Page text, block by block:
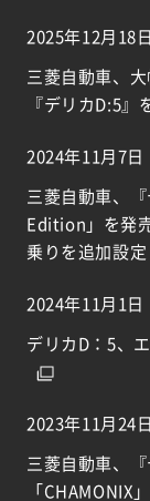
2025年12月18日
三菱自動車、
『デリカD:5』
2024年11月7日
三菱自動車、
Edition」を発
乗りを追加設定
2024年11月1日
デリカD：5、
2023年11月24日
三菱自動車、
「CHAMONIX